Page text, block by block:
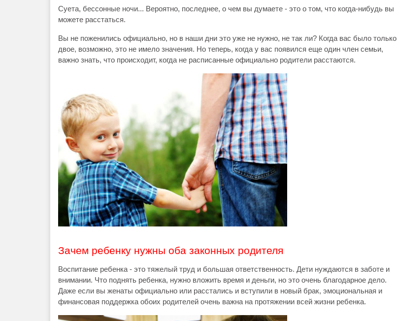
Суета, бессонные ночи... Вероятно, последнее, о чем вы думаете - это о том, что когда-нибудь вы
можете расстаться.
Вы не поженились официально, но в наши дни это уже не нужно, не так ли? Когда вас было только
двое, возможно, это не имело значения. Но теперь, когда у вас появился еще один член семьи,
важно знать, что происходит, когда не расписанные официально родители расстаются.
Зачем ребенку нужны оба законных родителя
Воспитание ребенка - это тяжелый труд и большая ответственность. Дети нуждаются в заботе и
внимании. Что поднять ребенка, нужно вложить время и деньги, но это очень благодарное дело.
Даже если вы женаты официально или расстались и вступили в новый брак, эмоциональная и
финансовая поддержка обоих родителей очень важна на протяжении всей жизни ребенка.